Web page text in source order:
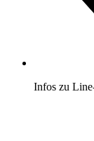
Infos zu